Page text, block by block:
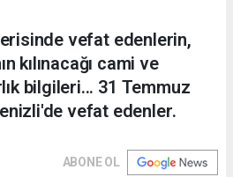
vefat edenlerin,
kılınacağı cami ve
bilgileri... 31 Temmuz
vefat edenler.
ABONE OL